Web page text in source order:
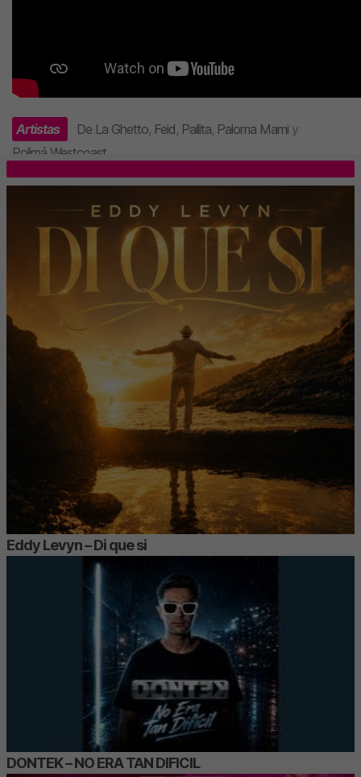
Artistas De La Ghetto, Feid, Pailita, Paloma Mami y
Polimá Westcoast
Eddy Levyn – Di que si
DONTEK – NO ERA TAN DIFICIL